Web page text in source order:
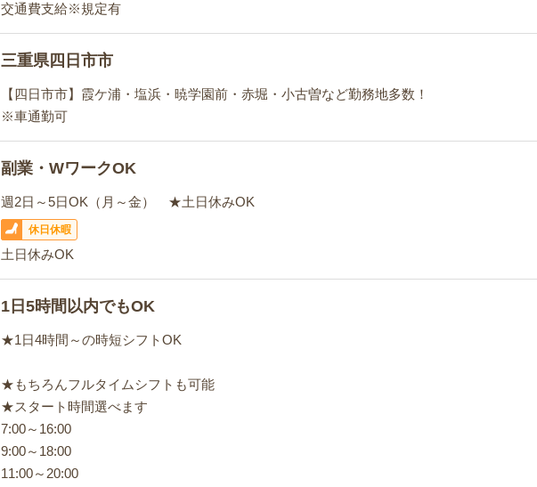
交通費支給※規定有
三重県四日市市
【四日市市】霞ケ浦・塩浜・暁学園前・赤堀・小古曽など勤務地多数！
※車通勤可
副業・WワークOK
週2日～5日OK（月～金） ★土日休みOK
休日休暇
土日休みOK
1日5時間以内でもOK
★1日4時間～の時短シフトOK
★もちろんフルタイムシフトも可能
★スタート時間選べます
7:00～16:00
9:00～18:00
11:00～20:00